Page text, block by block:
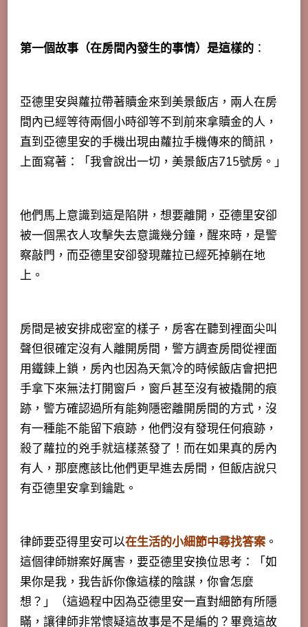
第一個故事（在房間內發生的事情）是這樣的 ：
亞德里安與蘿拉帶著贖金來到美景飯店，兩人在房
間內已經等待兩個小時卻等不到前來拿贖金的人，
直到亞德里安的手機出現由蘿拉手機傳來的簡訊，
上面寫著：「我會說出一切，美景飯店715號房。」
他們馬上意識到這是陷阱，想要離開，亞德里安卻
被一個黑衣人攻擊失去意識幾分鐘，醒來時，是警
察敲門，而亞德里安卻發現蘿拉已經死掉躺在地
上。
房間是被安排成密室的樣子，房客在聽到裡面尖叫
聲但很確定沒有人離開房間，警方調查房間從裡面
用鐵鍊上鎖，房內也因為天氣冷的時候飯店會把把
手拿下來無法打開窗戶，窗戶甚至沒有被撬開的痕
跡，警方確認過所有能夠隱密離開房間的方式，沒
有一種能不能留下痕跡，他們沒有發現任何痕跡，
殺了蘿拉的兇手就這樣蒸發了！而在如果真的房內
有人，那麼應該比他們更早進去房間，但飯店說只
有亞德里安拿到鑰匙。
律師要亞得里安可以在生活的小細節中尋找答案 。
這個律師辦案好厲害，要亞德里安換位思考：「如
果你是我，我告訴你像這樣的陰謀，你會怎麼
想？」（這過程中因為亞德里安一直對細節有所隱
瞞，讓律師非常懷疑這故事是不是編的？畢竟這故